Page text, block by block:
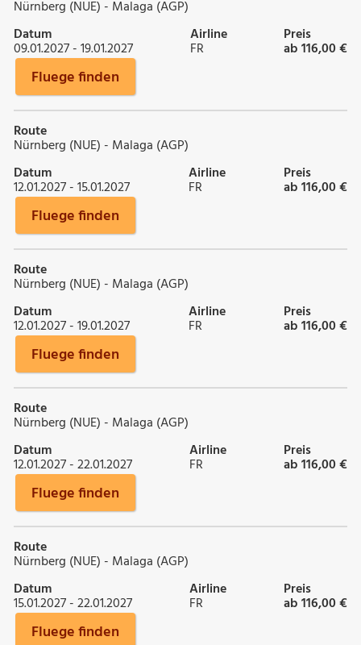
Nürnberg (NUE) - Malaga (AGP)
Datum
09.01.2027 - 19.01.2027
Airline
FR
Preis
ab 116,00 €
Fluege finden
Route
Nürnberg (NUE) - Malaga (AGP)
Datum
12.01.2027 - 15.01.2027
Airline
FR
Preis
ab 116,00 €
Fluege finden
Route
Nürnberg (NUE) - Malaga (AGP)
Datum
12.01.2027 - 19.01.2027
Airline
FR
Preis
ab 116,00 €
Fluege finden
Route
Nürnberg (NUE) - Malaga (AGP)
Datum
12.01.2027 - 22.01.2027
Airline
FR
Preis
ab 116,00 €
Fluege finden
Route
Nürnberg (NUE) - Malaga (AGP)
Datum
15.01.2027 - 22.01.2027
Airline
FR
Preis
ab 116,00 €
Fluege finden